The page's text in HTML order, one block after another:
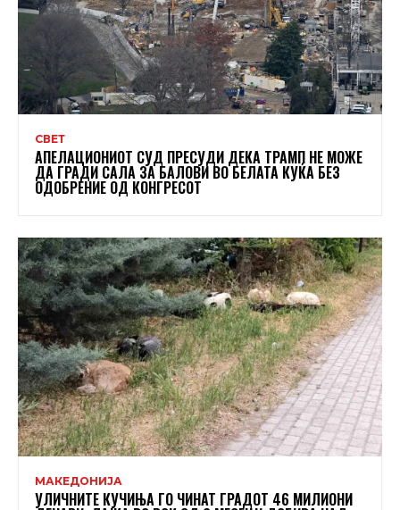
СВЕТ
АПЕЛАЦИОНИОТ СУД ПРЕСУДИ ДЕКА ТРАМП НЕ МОЖЕ
ДА ГРАДИ САЛА ЗА БАЛОВИ ВО БЕЛАТА КУЌА БЕЗ
ОДОБРЕНИЕ ОД КОНГРЕСОТ
МАКЕДОНИЈА
УЛИЧНИТЕ КУЧИЊА ГО ЧИНАТ ГРАДОТ 46 МИЛИОНИ